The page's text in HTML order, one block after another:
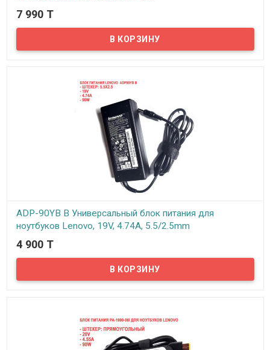
В наличии
Универсальный блок питания для ноутбука напряжением 19V и
током до 4,74A. В комплекте 28 разъемов для большинства
моделей ноутбуков: ASUS, Samsung, HP, Acer, Toshiba, Dell и др.
7 990 T
ADP-90YB B Универсальный блок питания для
ноутбуков Lenovo, 19V, 4.74A, 5.5/2.5mm
В наличии
Представляем ADP-90YB B универсальный блок питания для
ноутбуков Lenovo, 19V, 4.74A, 5.5/2.5mm, совместимый с
большинством моделей Lenovo и способный заменить
4 900 T